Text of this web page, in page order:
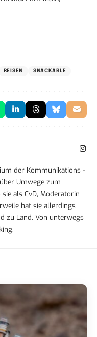
REISEN SNACKABLE
der Kommunikations -
Umwege zum
als CvD, Moderatorin
hat sie allerdings
zu Land. Von unterwegs